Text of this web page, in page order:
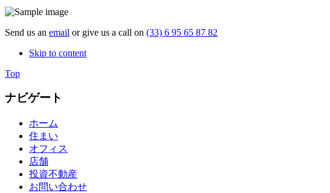
Send us an email or give us a call on (33) 6 95 65 87 82
Skip to content
Top
ナビゲート
ホーム
住まい
オフィス
店舗
投資不動産
お問い合わせ